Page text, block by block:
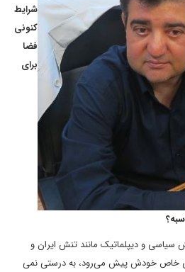
شرایط
کنونی
فضا
برای
و دیپلماتیک مانند تنش ایران و
خاص خودش پیش می‌رود، به درستی نمی